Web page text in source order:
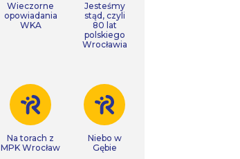
Wieczorne
opowiadania
WKA
Jesteśmy
stąd, czyli
80 lat
polskiego
Wrocławia
Na torach z
MPK Wrocław
Niebo w
Gębie